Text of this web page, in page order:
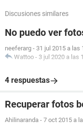
Discusiones similares
No puedo ver
neeferarg - 31 jul 2015 a las
Wattoo - 3 jul 2020 a las
4 respuestas
Recuperar fotos
Ahilinaranda - 7 oct 2015 a